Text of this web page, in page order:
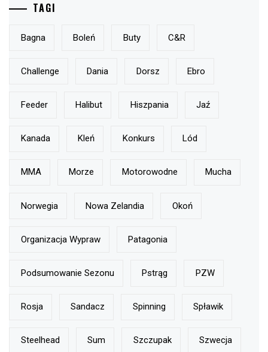
TAGI
Bagna Boleń Buty C&r
Challenge Dania Dorsz Ebro
Feeder Halibut Hiszpania Jaź
Kanada Kleń Konkurs Lód
MMA Morze Motorowodne Mucha
Norwegia Nowa Zelandia Okoń
Organizacja Wypraw Patagonia
Podsumowanie Sezonu Pstrąg PZW
Rosja Sandacz Spinning Spławik
Steelhead Sum Szczupak Szwecja